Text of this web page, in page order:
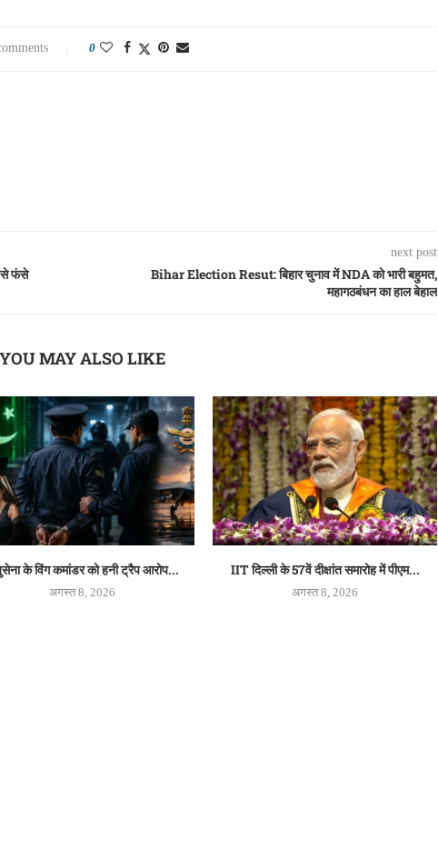
0
से फंसे
next post
Bihar Election Resut: बिहार चुनाव में NDA को भारी बहुमत,
महागठबंधन का हाल बेहाल
YOU MAY ALSO LIKE
के विंग कमांडर को हनी ट्रैप आरोप...
अगस्त 8, 2026
IIT दिल्ली के 57वें दीक्षांत समारोह में पीएम...
अगस्त 8, 2026